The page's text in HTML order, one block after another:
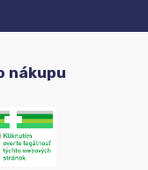
nákupu